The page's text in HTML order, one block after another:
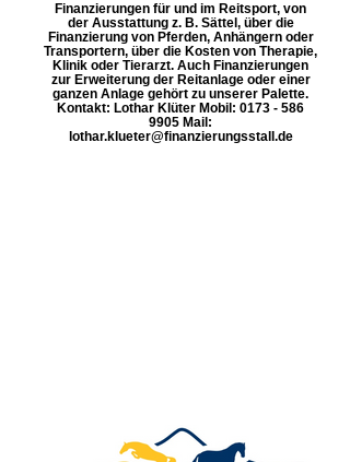
Finanzierungen für und im Reitsport, von
der Ausstattung z. B. Sättel, über die
Finanzierung von Pferden, Anhängern oder
Transportern, über die Kosten von Therapie,
Klinik oder Tierarzt. Auch Finanzierungen
zur Erweiterung der Reitanlage oder einer
ganzen Anlage gehört zu unserer Palette.
Kontakt: Lothar Klüter Mobil: 0173 - 586
9905 Mail:
lothar.klueter@finanzierungsstall.de